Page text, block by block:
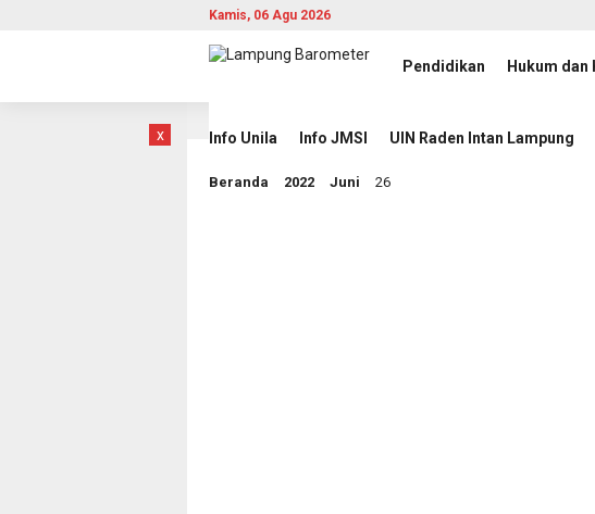
Kamis, 06 Agu 2026
Pendidikan Hukum dan
Info Unila Info JMSI UIN Raden Intan Lampung
x
Beranda 2022 Juni 26